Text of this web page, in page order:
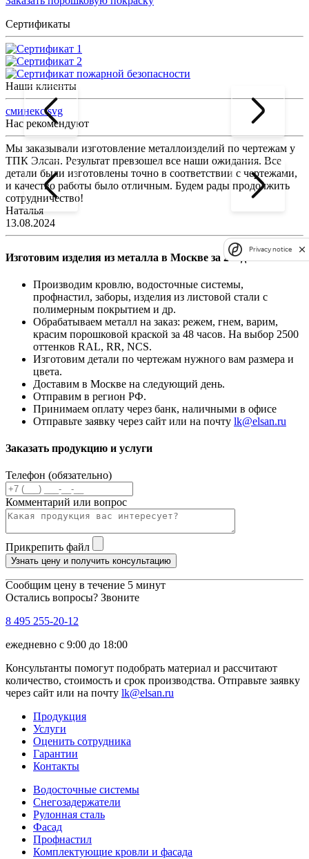
Сертификаты
Наши клиенты
сминекс.svg
Нас рекомендуют
Мы заказывали изготовление металлоизделий по чертежам у
ТПК Элсан. Результат превзошел все наши ожидания. Все
детали были изготовлены точно в соответствии с чертежами,
и качество работы было отличным. Будем рады продолжить
сотрудничество!
Наталья
13.08.2024
Изготовим изделия из металла в Москве за 2-4 дня
Производим кровлю, водосточные системы,
профнастил, заборы, изделия из листовой стали с
полимерным покрытием и др.
Обрабатываем металл на заказ: режем, гнем, варим,
красим порошковой краской за 48 часов. На выбор 2500
оттенков RAL, RR, NCS.
Изготовим детали по чертежам нужного вам размера и
цвета.
Доставим в Москве на следующий день.
Отправим в регион РФ.
Принимаем оплату через банк, наличными в офисе
Отправьте заявку через сайт или на почту lk@elsan.ru
Заказать продукцию и услуги
Телефон (обязательно)
Комментарий или вопрос
Прикрепить файл
Узнать цену и получить консультацию
Сообщим цену в течение 5 минут
Остались вопросы? Звоните
8 495 255-20-12
ежедневно с 9:00 до 18:00
Консультанты помогут подобрать материал и рассчитают
количество, стоимость и срок производства. Отправьте заявку
через сайт или на почту lk@elsan.ru
Продукция
Услуги
Оценить сотрудника
Гарантии
Контакты
Водосточные системы
Снегозадержатели
Рулонная сталь
Фасад
Профнастил
Комплектующие кровли и фасада
Privacy notice